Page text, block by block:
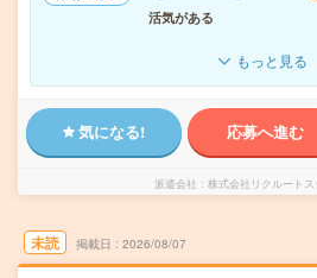
活気がある
もっと見る
気になる! 応募へ進む
派遣会社 株式会社リクルート
未読 掲載日 2026/08/07